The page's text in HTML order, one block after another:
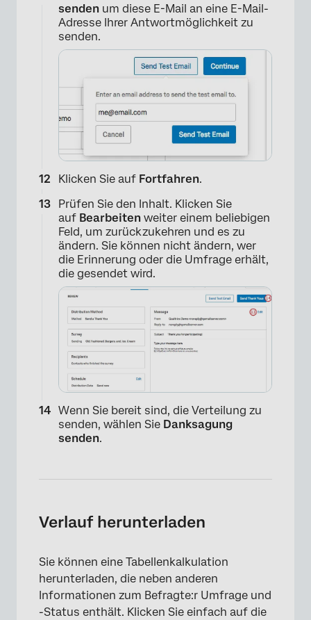
×
senden um diese E-Mail an eine E-Mail-
Adresse Ihrer Antwortmöglichkeit zu
senden.
Klicken Sie auf Fortfahren.
Prüfen Sie den Inhalt. Klicken Sie
auf Bearbeiten weiter einem beliebigen
Feld, um zurückzukehren und es zu
ändern. Sie können nicht ändern, wer
die Erinnerung oder die Umfrage erhält,
die gesendet wird.
Wenn Sie bereit sind, die Verteilung zu
senden, wählen Sie Danksagung
senden.
Verlauf herunterladen
Sie können eine Tabellenkalkulation
herunterladen, die neben anderen
Informationen zum Befragte:r Umfrage und
-Status enthält. Klicken Sie einfach auf die